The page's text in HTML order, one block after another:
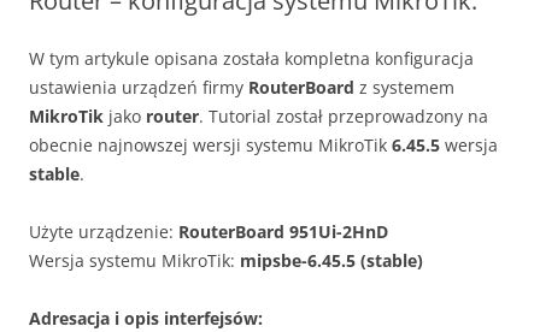
W tym artykule opisana została kompletna konfiguracja
ustawienia urządzeń firmy RouterBoard z systemem
MikroTik jako router. Tutorial został przeprowadzony na
obecnie najnowszej wersji systemu MikroTik 6.45.5 wersja
stable.
Użyte urządzenie: RouterBoard 951Ui-2HnD
Wersja systemu MikroTik: mipsbe-6.45.5 (stable)
Adresacja i opis interfejsów: